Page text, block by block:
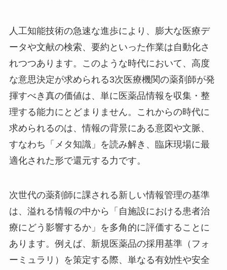
人工知能技術の急速な進歩により、膨大な医療デ
ータや文献の検索、要約といった作業は自動化さ
れつつあります。このような時代において、高度
な意思決定が求められる3次医療機関の薬剤師が発
揮すべき真の価値は、単に医薬品情報を収集・整
理する能力にとどまりません。これからの時代に
求められるのは、情報の背景にある意図や文脈、
すなわち「メタ知識」を読み解き、臨床現場に最
適化された形で還元する力です。
次世代の薬剤師に課される新しい情報管理の基準
は、溢れる情報の中から「自施設における患者治
療にどう影響するか」を多角的に評価することに
あります。例えば、新規医薬品の採用基準（フォ
ーミュラリ）を策定する際、単なる有効性や安全